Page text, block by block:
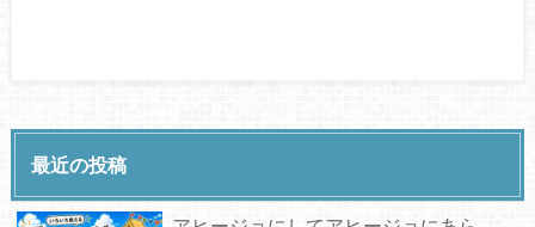
最近の投稿